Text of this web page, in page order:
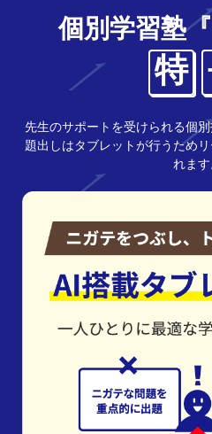
個別学習塾
特
先生のサポートを受けられる個
題出しはタブレットが行うため
れます